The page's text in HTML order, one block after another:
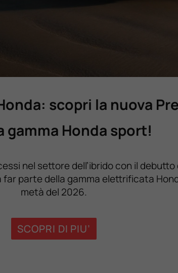
scopri la nuova
gamma Honda sport!
nel settore dell’ibrido con il
far parte della gamma elettrificata
metà del 2026.
SCOPRI DI PIU’